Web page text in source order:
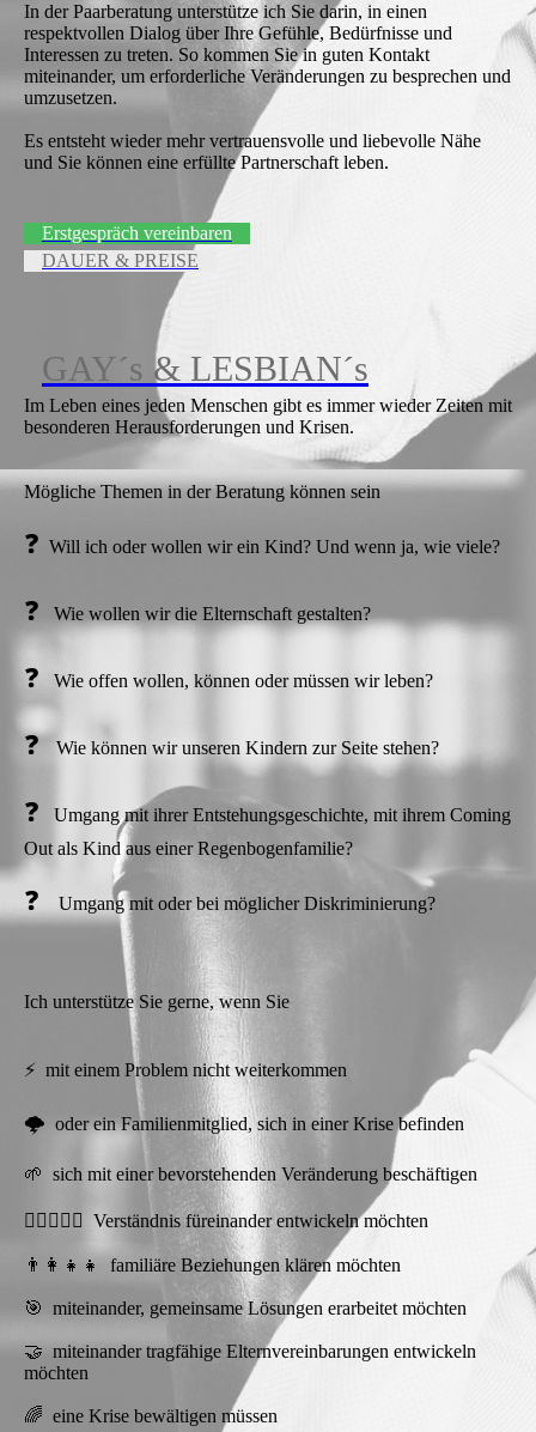
In der Paarberatung unterstütze ich Sie darin, in einen
respektvollen Dialog über Ihre Gefühle, Bedürfnisse und
Interessen zu treten. So kommen Sie in guten Kontakt
miteinander, um erforderliche Veränderungen zu besprechen und
umzusetzen.
Es entsteht wieder mehr vertrauensvolle und liebevolle Nähe
und Sie können eine erfüllte Partnerschaft leben.
Erstgespräch vereinbaren
DAUER & PREISE
GAY´s & LESBIAN´s
Im Leben eines jeden Menschen gibt es immer wieder Zeiten mit
besonderen Herausforderungen und Krisen.
Mögliche Themen in der Beratung können sein
❓ Will ich oder wollen wir ein Kind? Und wenn ja, wie viele?
❓ Wie wollen wir die Elternschaft gestalten?
❓ Wie offen wollen, können oder müssen wir leben?
❓ Wie können wir unseren Kindern zur Seite stehen?
❓ Umgang mit ihrer Entstehungsgeschichte, mit ihrem Coming
Out als Kind aus einer Regenbogenfamilie?
❓ Umgang mit oder bei möglicher Diskriminierung?
Ich unterstütze Sie gerne, wenn Sie
⚡ mit einem Problem nicht weiterkommen
🌩️ oder ein Familienmitglied, sich in einer Krise befinden
🌱 sich mit einer bevorstehenden Veränderung beschäftigen
🧑🏼‍❤️‍🧑🏻 Verständnis füreinander entwickeln möchten
👨‍👩‍👧‍👧 familiäre Beziehungen klären möchten
🎯 miteinander, gemeinsame Lösungen erarbeitet möchten
🤝 miteinander tragfähige Elternvereinbarungen entwickeln
möchten
🌈 eine Krise bewältigen müssen